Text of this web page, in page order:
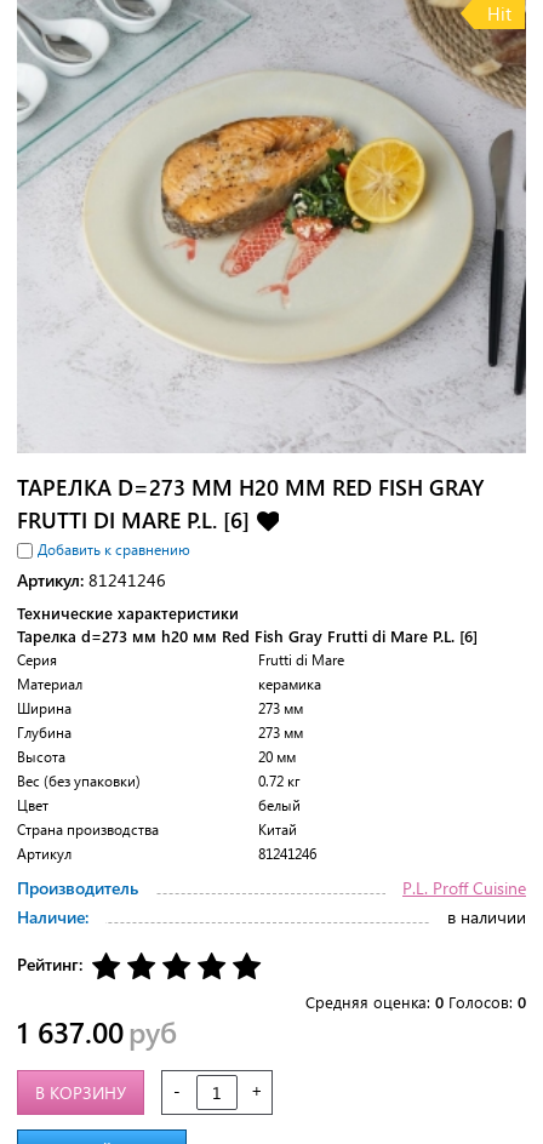
Hit
ТАРЕЛКА D=273 ММ H20 ММ RED FISH GRAY
FRUTTI DI MARE P.L. [6]
Добавить к сравнению
Артикул: 81241246
Технические характеристики
Тарелка d=273 мм h20 мм Red Fish Gray Frutti di Mare P.L. [6]
Серия
Frutti di Mare
Материал
керамика
Ширина
273 мм
Глубина
273 мм
Высота
20 мм
Вес (без упаковки)
0.72 кг
Цвет
белый
Страна производства
Китай
Артикул
81241246
Производитель
P.L. Proff Cuisine
Наличие:
в наличии
Рейтинг:
Средняя оценка: 0 Голосов: 0
1 637.00руб
- +
В КОРЗИНУ